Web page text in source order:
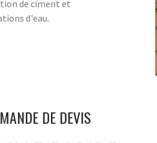
de ciment et
d'eau.
DE DEVIS